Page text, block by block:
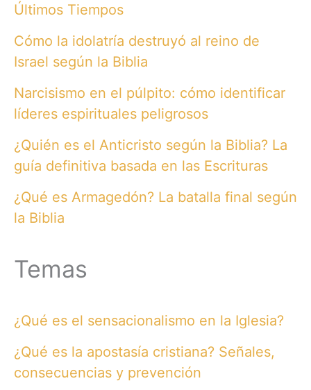
Últimos Tiempos
Cómo la idolatría destruyó al reino de
Israel según la Biblia
Narcisismo en el púlpito: cómo identificar
líderes espirituales peligrosos
¿Quién es el Anticristo según la Biblia? La
guía definitiva basada en las Escrituras
¿Qué es Armagedón? La batalla final según
la Biblia
Temas
¿Qué es el sensacionalismo en la Iglesia?
¿Qué es la apostasía cristiana? Señales,
consecuencias y prevención